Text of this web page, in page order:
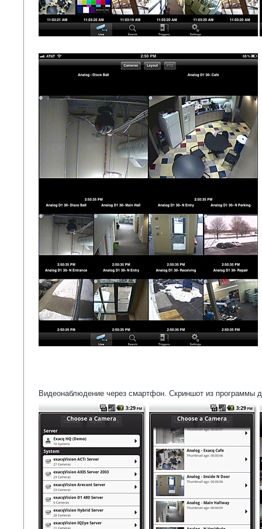
Видеонаблюдение через смартфон. Скриншот из программы